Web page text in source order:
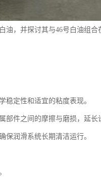
，并探讨其与46号白油组
稳定性和适宜的粘度表现。
部件之间的摩擦与磨损，延长
保润滑系统长期清洁运行。